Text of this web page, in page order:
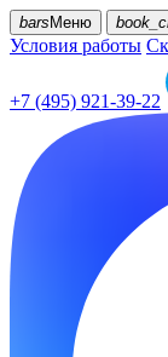
bars Меню
Условия работы
+7 (495) 921-39-22